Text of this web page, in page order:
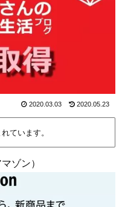
2020.03.03 2020.05.23
ています。
ゾン）